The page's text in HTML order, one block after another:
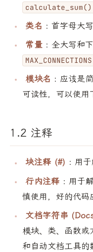
calculate_sum()
类名 : 首字母大
常量 : 全大写和
MAX_CONNECTIONS
模块名 : 应该是
可读性，可以使用
1.2 注释
块注释 (#) : 用于
行内注释 : 用于
慎使用，好的代码
文档字符串
模块、类、函数
和自动文档工具的